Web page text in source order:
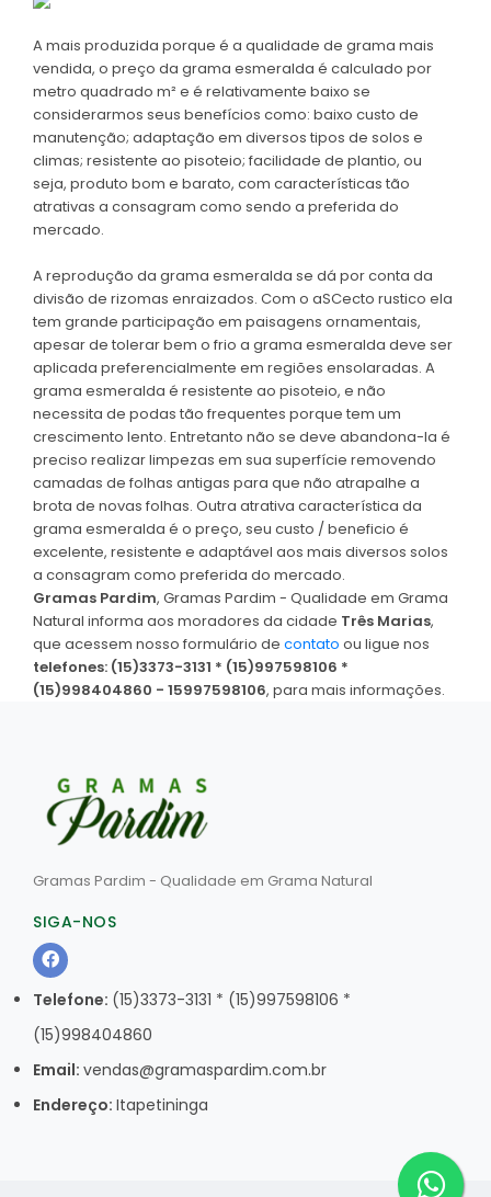
A mais produzida porque é a qualidade de grama mais
vendida, o preço da grama esmeralda é calculado por
metro quadrado m² e é relativamente baixo se
considerarmos seus benefícios como: baixo custo de
manutenção; adaptação em diversos tipos de solos e
climas; resistente ao pisoteio; facilidade de plantio, ou
seja, produto bom e barato, com características tão
atrativas a consagram como sendo a preferida do
mercado.
A reprodução da grama esmeralda se dá por conta da
divisão de rizomas enraizados. Com o aSCecto rustico ela
tem grande participação em paisagens ornamentais,
apesar de tolerar bem o frio a grama esmeralda deve ser
aplicada preferencialmente em regiões ensolaradas. A
grama esmeralda é resistente ao pisoteio, e não
necessita de podas tão frequentes porque tem um
crescimento lento. Entretanto não se deve abandona-la é
preciso realizar limpezas em sua superfície removendo
camadas de folhas antigas para que não atrapalhe a
brota de novas folhas. Outra atrativa característica da
grama esmeralda é o preço, seu custo / beneficio é
excelente, resistente e adaptável aos mais diversos solos
a consagram como preferida do mercado.
Gramas Pardim, Gramas Pardim - Qualidade em Grama
Natural informa aos moradores da cidade Três Marias,
que acessem nosso formulário de contato ou ligue nos
telefones: (15)3373-3131 * (15)997598106 *
(15)998404860 - 15997598106, para mais informações.
Gramas Pardim - Qualidade em Grama Natural
SIGA-NOS
Telefone: (15)3373-3131 * (15)997598106 *
(15)998404860
Email: vendas@gramaspardim.com.br
Endereço: Itapetininga